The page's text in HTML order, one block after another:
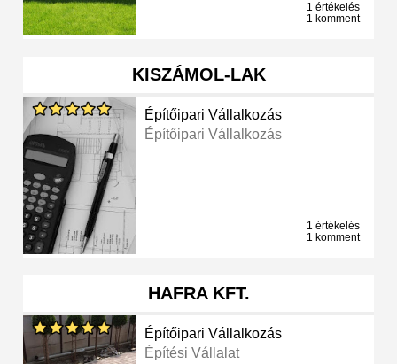
1 értékelés
1 komment
KISZÁMOL-LAK
Építőipari Vállalkozás
Építőipari Vállalkozás
1 értékelés
1 komment
HAFRA KFT.
Építőipari Vállalkozás
Építési Vállalat